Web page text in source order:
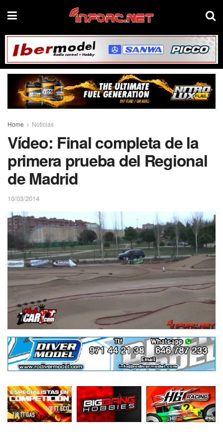
Home Noticias
Vídeo: Final completa de la
primera prueba del Regional
de Madrid
10/03/2014